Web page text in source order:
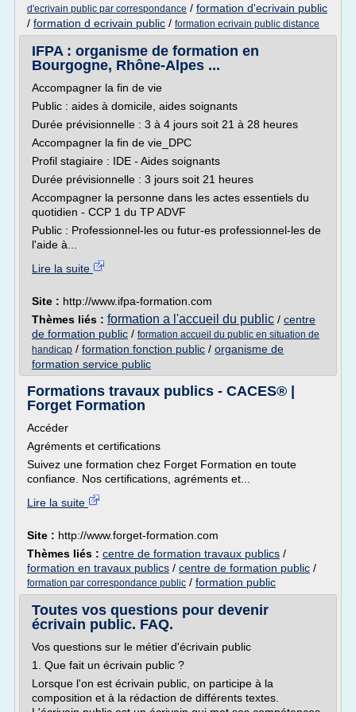
d'ecrivain public par correspondance / formation d'ecrivain public
/ formation d ecrivain public / formation ecrivain public distance
IFPA : organisme de formation en
Bourgogne, Rhône-Alpes ...
Accompagner la fin de vie
Public : aides à domicile, aides soignants
Durée prévisionnelle : 3 à 4 jours soit 21 à 28 heures
Accompagner la fin de vie_DPC
Profil stagiaire : IDE - Aides soignants
Durée prévisionnelle : 3 jours soit 21 heures
Accompagner la personne dans les actes essentiels du
quotidien - CCP 1 du TP ADVF
Public : Professionnel-les ou futur-es professionnel-les de
l'aide à...
Lire la suite
Site : http://www.ifpa-formation.com
Thèmes liés : formation a l'accueil du public / centre
de formation public / formation accueil du public en situation de
handicap / formation fonction public / organisme de
formation service public
Formations travaux publics - CACES® |
Forget Formation
Accéder
Agréments et certifications
Suivez une formation chez Forget Formation en toute
confiance. Nos certifications, agréments et...
Lire la suite
Site : http://www.forget-formation.com
Thèmes liés : centre de formation travaux publics /
formation en travaux publics / centre de formation public /
formation par correspondance public / formation public
Toutes vos questions pour devenir
écrivain public. FAQ.
Vos questions sur le métier d'écrivain public
1. Que fait un écrivain public ?
Lorsque l'on est écrivain public, on participe à la
composition et à la rédaction de différents textes.